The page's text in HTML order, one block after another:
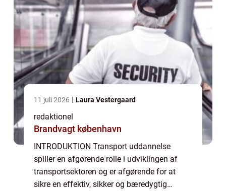
11 juli 2026 Laura Vestergaard
redaktionel
Brandvagt københavn
INTRODUKTION Transport uddannelse
spiller en afgørende rolle i udviklingen af
transportsektoren og er afgørende for at
sikre en effektiv, sikker og bæredygtig